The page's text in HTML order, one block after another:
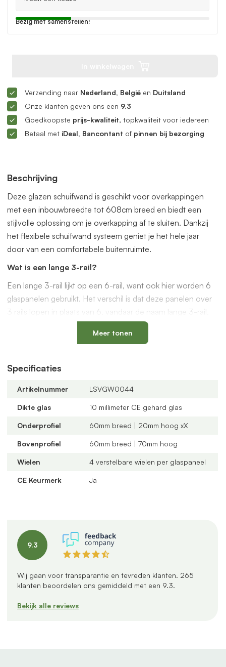
Beschrijving
Deze glazen schuifwand is geschikt voor overkappingen
met een inbouwbreedte tot 608cm breed en biedt een
stijlvolle oplossing om je overkapping af te sluiten. Dankzij
het flexibele schuifwand systeem geniet je het hele jaar
door van een comfortabele buitenruimte.
Wat is een lange 3-rail?
Een lange 3-rail lijkt op een 6-rail, want ook hier worden 6
glaspanelen gebruikt. Het verschil is dat deze panelen over
3 rails lopen in plaats van 6, vandaar de naam lange 3-rail.
Kies deze uitvoering wanneer je minder brede rails wilt, of
wanneer een 6-rail niet goed past op je ondergrond. Ook is
wilt openen en sluiten.
Waarom kiezen voor een glazen schuifwand van
voorgemonteerde aluminium profielen
Uniek onderprofielmet een vervangbaar loopspoor,
geïntegreerde waterafvoer en verkrijgbaar in antraciet
Verstelbare kunststof wielen
verdelingen
U-profielen met tochtborstels
Productspecificaties
Meer tonen
Specificaties
Artikelnummer LSVGW0044
Dikte glas 10 millimeter CE gehard glas
Onderprofiel 60mm breed | 20mm hoog xX
Bovenprofiel 60mm breed | 70mm hoog
Wielen 4 verstelbare wielen per glaspaneel
CE Keurmerk Ja
9.3
Wij gaan voor transparantie en tevreden klanten. 265
klanten beoordelen ons gemiddeld met een 9.3.
Bekijk alle reviews
Bezig met samenstellen!
Verzending naar Nederland, België en Duitsland
Onze klanten geven ons een 9.3
Goedkoopste prijs-kwaliteit, topkwaliteit voor iedereen
Betaal met iDeal, Bancontant of pinnen bij bezorging